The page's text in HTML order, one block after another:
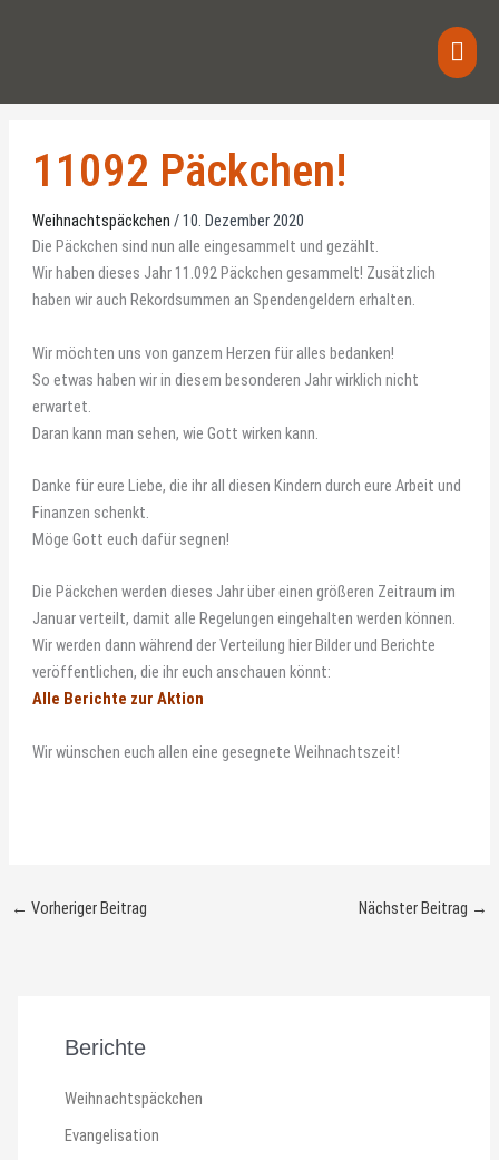
11092 Päckchen!
Weihnachtspäckchen /10. Dezember 2020
Die Päckchen sind nun alle eingesammelt und gezählt.
Wir haben dieses Jahr 11.092 Päckchen gesammelt! Zusätzlich
haben wir auch Rekordsummen an Spendengeldern erhalten.
Wir möchten uns von ganzem Herzen für alles bedanken!
So etwas haben wir in diesem besonderen Jahr wirklich nicht
erwartet.
Daran kann man sehen, wie Gott wirken kann.
Danke für eure Liebe, die ihr all diesen Kindern durch eure Arbeit und
Finanzen schenkt.
Möge Gott euch dafür segnen!
Die Päckchen werden dieses Jahr über einen größeren Zeitraum im
Januar verteilt, damit alle Regelungen eingehalten werden können.
Wir werden dann während der Verteilung hier Bilder und Berichte
veröffentlichen, die ihr euch anschauen könnt:
Alle Berichte zur Aktion
Wir wünschen euch allen eine gesegnete Weihnachtszeit!
← Vorheriger Beitrag Nächster Beitrag →
Berichte
Weihnachtspäckchen
Evangelisation